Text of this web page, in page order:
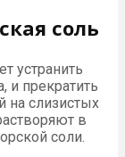
соль
устранить
и прекратить
на слизистых
в
соли.